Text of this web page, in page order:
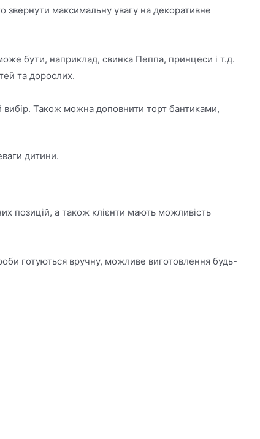
звернути максимальну увагу на декоративне
бути, наприклад, свинка Пеппа, принцеси і т.д.
та дорослих.
вибір. Також можна доповнити торт бантиками,
дитини.
позицій, а також клієнти мають можливість
готуються вручну, можливе виготовлення будь-